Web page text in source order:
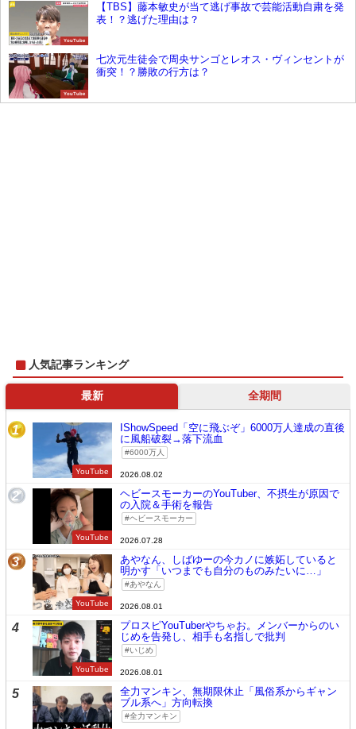
YouTube
【TBS】藤本敏史が当て逃げ事故で芸能活動自粛を発
表！？逃げた理由は？
YouTube
七次元生徒会で周央サンゴとレオス・ヴィンセントが
衝突！？勝敗の行方は？
人気記事ランキング
最新 全期間
1
YouTube
IShowSpeed「空に飛ぶぞ」6000万人達成の直後
に風船破裂→落下流血
6000万人
2026.08.02
2
YouTube
ヘビースモーカーのYouTuber、不摂生が原因で
の入院＆手術を報告
ヘビースモーカー
2026.07.28
3
YouTube
あやなん、しばゆーの今カノに嫉妬していると
明かす「いつまでも自分のものみたいに…」
あやなん
2026.08.01
4
YouTube
プロスピYouTuberやちゃお。メンバーからのい
じめを告発し、相手も名指しで批判
いじめ
2026.08.01
5
全力マンキン、無期限休止「風俗系からギャン
ブル系へ」方向転換
全力マンキン